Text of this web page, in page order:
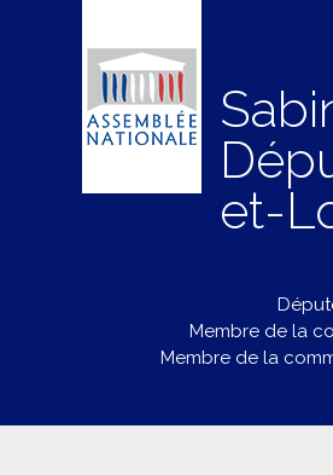
et-
Membre de la
Membre de la